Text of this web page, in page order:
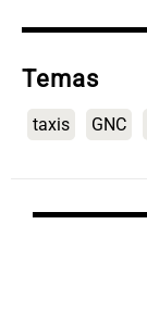
Temas
taxis GNC